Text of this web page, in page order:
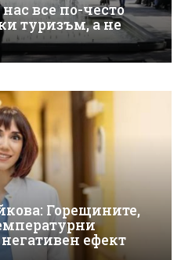
все по-често
туризъм, а не
Горещините,
ефект